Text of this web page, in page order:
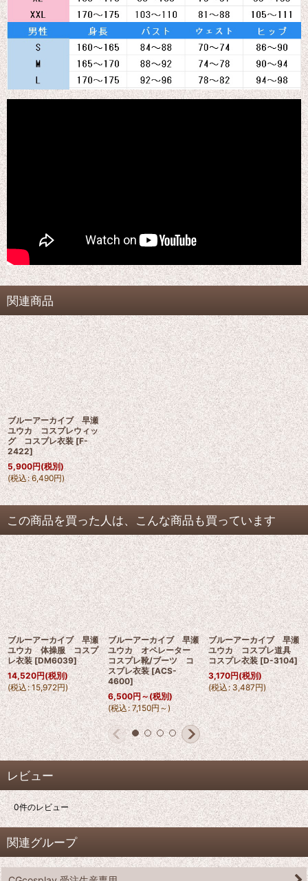
関連商品
ブルーアーカイブ 早瀬
ユウカ コスプレウィッ
グ コスプレ衣装 [F-
2422]
5,900円(税別)
(税込: 6,490円)
この商品を買った人は、こんな商品も買っています
ブルーアーカイブ 早瀬
ユウカ 体操服 コスプ
レ衣装 [DM6039]
14,520円(税別)
(税込 : 15,972円)
ブルーアーカイブ 早瀬
ユウカ オペレーター
コスプレ靴/ブーツ コ
スプレ衣装 [ACS-
4600]
6,500円～(税別)
(税込: 7,150円～)
ブルーアーカイブ 早瀬
ユウカ コスプレ道具
コスプレ衣装 [D-3104]
3,170円(税別)
(税込: 3,487円)
レビュー
0件のレビュー
関連グループ